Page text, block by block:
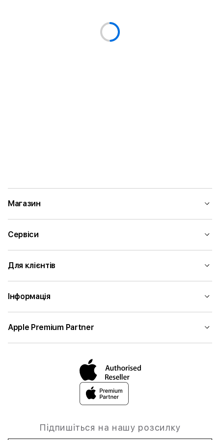
Магазин
Сервіси
Для клієнтів
Інформація
Apple Premium Partner
Підпишіться на нашу розсилку